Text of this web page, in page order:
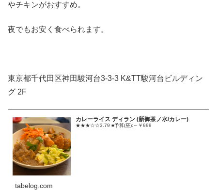
やチキンがおすすめ。
夜でもお安く食べられます。
東京都千代田区神田駿河台3-3-3 K&TT駿河台ビルディン
グ 2F
カレーライス ディラン (新御茶ノ水/カレー)
★★★☆☆3.79 ■予算(昼):～￥999
tabelog.com